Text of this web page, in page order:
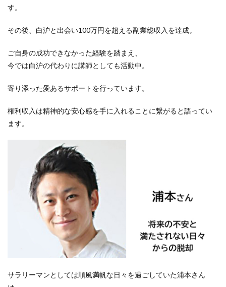
す。
その後、白沪と出会い100万円を超える副業総収入 を達成。
ご自身の成功できなかった経験を踏まえ、
今では白沪の代わりに講師としても活動中。
寄り添った愛あるサポートを行っています。
権利収入は精神的な安心感を手に入れることに繋がると語ってい
ます。
サラリーマンとしては順風満帆な日々を過ごしていた浦本さん